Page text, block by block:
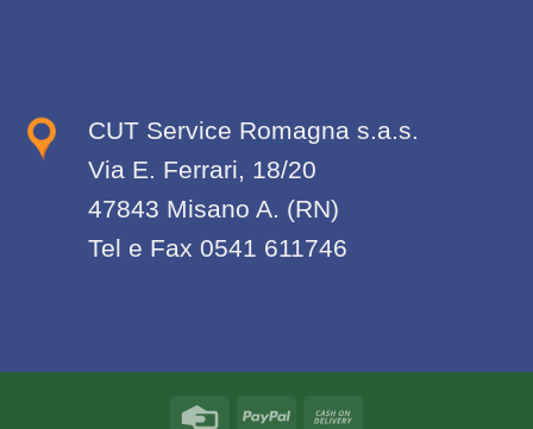
CUT Service Romagna s.a.s.
Via E. Ferrari, 18/20
47843 Misano A. (RN)
Tel e Fax 0541 611746